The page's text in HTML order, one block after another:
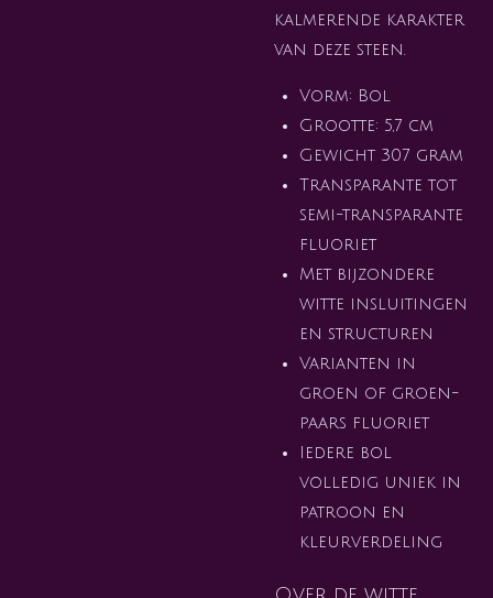
kalmerende karakter
van deze steen.
Vorm: Bol
Grootte: 5,7 cm
Gewicht 307 gram
Transparante tot
semi-transparante
fluoriet
Met bijzondere
witte insluitingen
en structuren
Varianten in
groen of groen-
paars fluoriet
Iedere bol
volledig uniek in
patroon en
kleurverdeling